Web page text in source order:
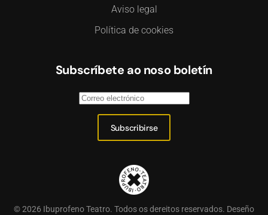
Aviso legal
Política de cookies
Subscríbete ao noso boletín
Subscribirse
©2026 Ibuprofeno Teatro. Todos os dereitos reservados. Deseño